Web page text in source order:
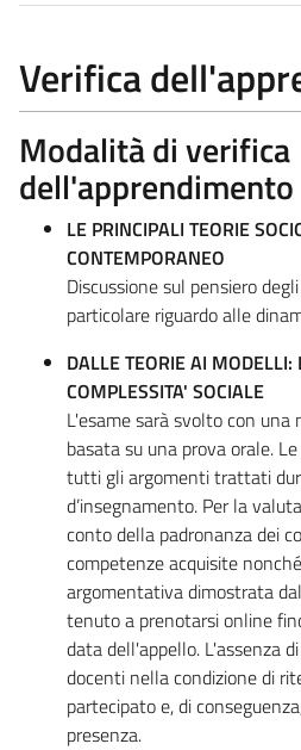
Verifica
Modalità di verifica
dell'apprendimento
LE PRINCIPALI TEORIE
CONTEMPORANEO
Discussione sul pensiero
particolare riguardo alle
DALLE TEORIE AI
COMPLESSITA' SOCIALE
L'esame sarà svolto con
basata su una prova orale.
tutti gli argomenti trattati
d’insegnamento. Per la
conto della padronanza dei
competenze acquisite
argomentativa dimostrata
tenuto a prenotarsi online
data dell'appello. L'assenza
docenti nella condizione di
partecipato e, di
presenza.